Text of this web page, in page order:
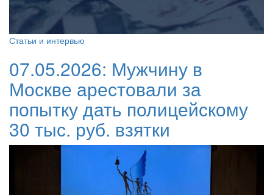
Статьи и интервью
07.05.2026: Мужчину в
Москве арестовали за
попытку дать полицейскому
30 тыс. руб. взятки